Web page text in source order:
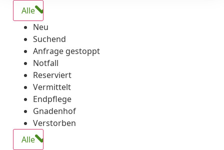
Alle
Neu
Suchend
Anfrage gestoppt
Notfall
Reserviert
Vermittelt
Endpflege
Gnadenhof
Verstorben
Alle